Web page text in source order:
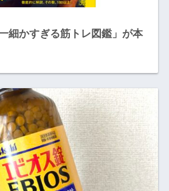
細かすぎる筋トレ図鑑」が本